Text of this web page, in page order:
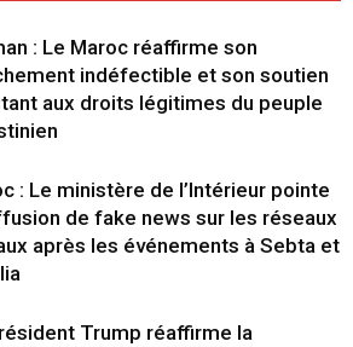
: Le Maroc réaffirme son
indéfectible et son soutien
aux droits légitimes du peuple
: Le ministère de l’Intérieur pointe
de fake news sur les réseaux
après les événements à Sebta et
Trump réaffirme la